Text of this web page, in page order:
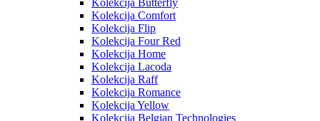
Kolekcija Butterfly
Kolekcija Comfort
Kolekcija Flip
Kolekcija Four Red
Kolekcija Home
Kolekcija Lacoda
Kolekcija Raff
Kolekcija Romance
Kolekcija Yellow
Kolekcija Belgian Technologies